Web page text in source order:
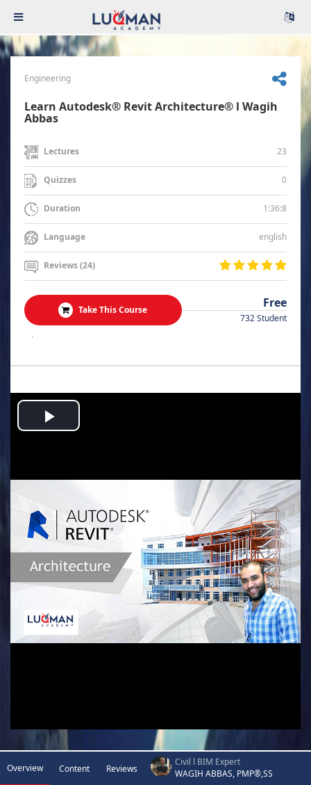
Engineering
Learn Autodesk® Revit Architecture® l Wagih
Abbas
Lectures 23
Quizzes 0
Duration 1:36:8
Language english
Reviews (24)
Take This Course Free
732 Student
.
Play
Overview Content Reviews
Civil l BIM Expert
WAGIH ABBAS, PMP®,SS